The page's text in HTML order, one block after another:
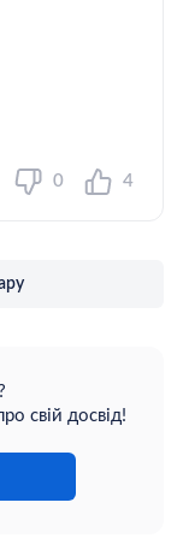
0 4
свій досвід!